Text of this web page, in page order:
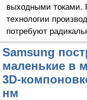
выходными
технологии
потребуют
Samsung
маленькие в
3D-
нм